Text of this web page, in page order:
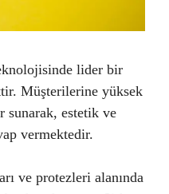
lider bir
Müşterilerine yüksek
estetik ve
vermektedir.
ve protezleri alanında